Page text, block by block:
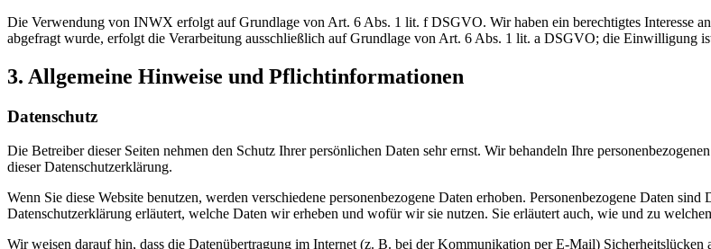
Die Verwendung von INWX erfolgt auf Grundlage von Art. 6 Abs. 1 lit. f DSGVO. Wir haben ein berechtigtes Interesse
abgefragt wurde, erfolgt die Verarbeitung ausschließlich auf Grundlage von Art. 6 Abs. 1 lit. a DSGVO; die Einwilligung
3. Allgemeine Hinweise und Pflichtinformationen
Datenschutz
Die Betreiber dieser Seiten nehmen den Schutz Ihrer persönlichen Daten sehr ernst. Wir behandeln Ihre
dieser Datenschutzerklärung.
Wenn Sie diese Website benutzen, werden verschiedene personenbezogene Daten erhoben. Personenbezogene Daten
Datenschutzerklärung erläutert, welche Daten wir erheben und wofür wir sie nutzen. Sie erläutert auch, wie und zu
Wir weisen darauf hin, dass die Datenübertragung im Internet (z. B. bei der Kommunikation per E-Mail)